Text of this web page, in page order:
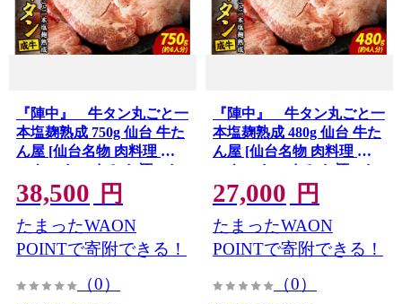
『陣中』 牛タン丸ごと一
本塩麹熟成 750g 仙台 牛た
ん屋 [仙台名物 肉料理 デ
ィナー おつまみ お酒のお
供 豪華 ごちそう 牛肉 焼
肉]
38,500 円
たまったWAON
POINTで寄附できる！
（0）
『陣中』 牛タン丸ごと一
本塩麹熟成 480g 仙台 牛た
ん屋 [仙台名物 肉料理 デ
ィナー おつまみ お酒のお
供 豪華 ごちそう 牛肉 焼
肉]
27,000 円
たまったWAON
POINTで寄附できる！
（0）